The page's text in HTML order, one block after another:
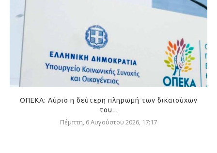
ΟΠΕΚΑ: Αύριο η δεύτερη πληρωμή των δικαιούχων
του...
Πέμπτη, 6 Αυγούστου 2026, 17:17